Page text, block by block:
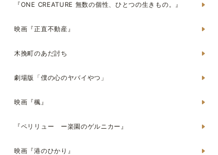
『ONE CREATURE 無数の個性、ひとつの生きもの。』
映画『正直不動産』
木挽町のあだ討ち
劇場版「僕の心のヤバイやつ」
映画『楓』
『ペリリュー ー楽園のゲルニカー』
映画『港のひかり』